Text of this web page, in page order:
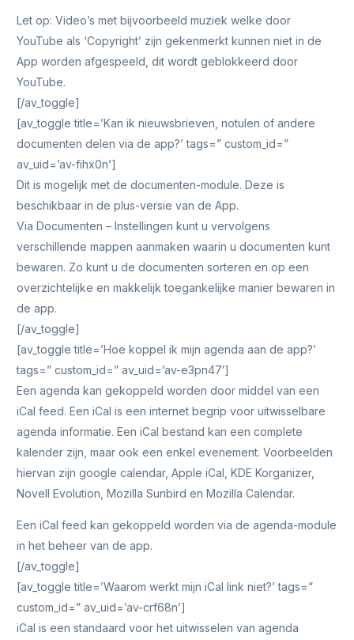
Let op: Video’s met bijvoorbeeld muziek welke door
YouTube als ‘Copyright’ zijn gekenmerkt kunnen niet in de
App worden afgespeeld, dit wordt geblokkeerd door
YouTube.
[/av_toggle]
[av_toggle title=’Kan ik nieuwsbrieven, notulen of andere
documenten delen via de app?’ tags=” custom_id=”
av_uid=’av-fihx0n’]
Dit is mogelijk met de documenten-module. Deze is
beschikbaar in de plus-versie van de App.
Via Documenten – Instellingen kunt u vervolgens
verschillende mappen aanmaken waarin u documenten kunt
bewaren. Zo kunt u de documenten sorteren en op een
overzichtelijke en makkelijk toegankelijke manier bewaren in
de app.
[/av_toggle]
[av_toggle title=’Hoe koppel ik mijn agenda aan de app?’
tags=” custom_id=” av_uid=’av-e3pn47′]
Een agenda kan gekoppeld worden door middel van een
iCal feed. Een iCal is een internet begrip voor uitwisselbare
agenda informatie. Een iCal bestand kan een complete
kalender zijn, maar ook een enkel evenement. Voorbeelden
hiervan zijn google calendar, Apple iCal, KDE Korganizer,
Novell Evolution, Mozilla Sunbird en Mozilla Calendar.
Een iCal feed kan gekoppeld worden via de agenda-module
in het beheer van de app.
[/av_toggle]
[av_toggle title=’Waarom werkt mijn iCal link niet?’ tags=”
custom_id=” av_uid=’av-crf68n’]
iCal is een standaard voor het uitwisselen van agenda